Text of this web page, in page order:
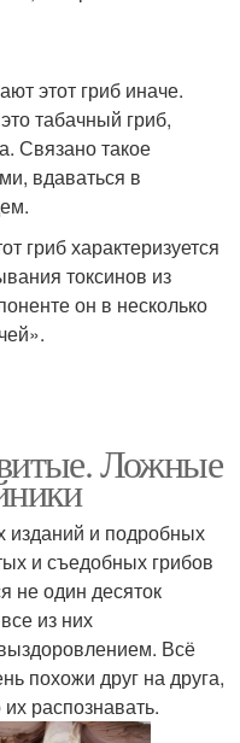
этот гриб иначе.
табачный гриб,
Связано такое
вдаваться в
гриб характеризуется
токсинов из
он в несколько
Ложные
изданий и подробных
и съедобных грибов
не один десяток
из них
Всё
похожи друг на друга,
распознавать.